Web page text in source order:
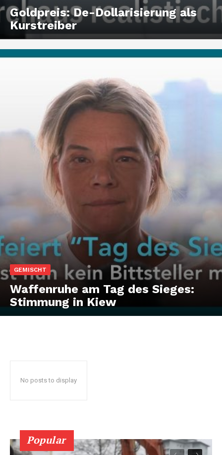
Goldpreis: De-Dollarisierung als
Kurstreiber
GEMISCHT
Waffenruhe am Tag des Sieges:
Stimmung in Kiew
No posts to display
Popular